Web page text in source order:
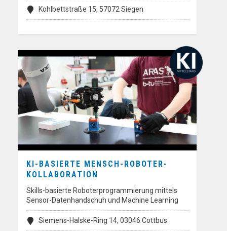
Kohlbettstraße 15, 57072 Siegen
KI-BASIERTE MENSCH-ROBOTER-
KOLLABORATION
Skills-basierte Roboterprogrammierung mittels
Sensor-Datenhandschuh und Machine Learning
Siemens-Halske-Ring 14, 03046 Cottbus